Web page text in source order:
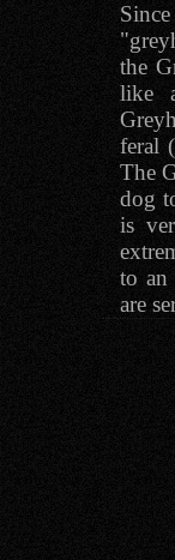
the
like
feral
The
dog
is
to an
are